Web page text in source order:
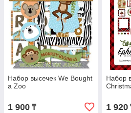
Набор высечек We Bought
a Zoo
1 900 ₸
Набор
1 920